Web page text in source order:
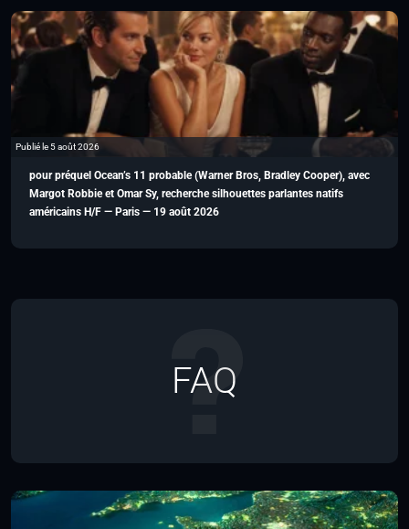
Publié le 5 août 2026
pour préquel Ocean’s 11 probable (Warner Bros, Bradley Cooper), avec
Margot Robbie et Omar Sy, recherche silhouettes parlantes natifs
américains H/F — Paris — 19 août 2026
FAQ